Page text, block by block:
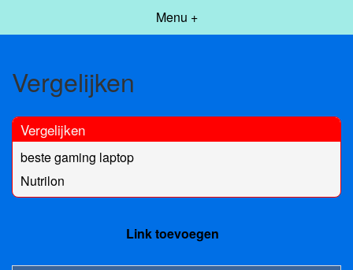
Menu +
Vergelijken
Vergelijken
beste gaming laptop
Nutrilon
Link toevoegen